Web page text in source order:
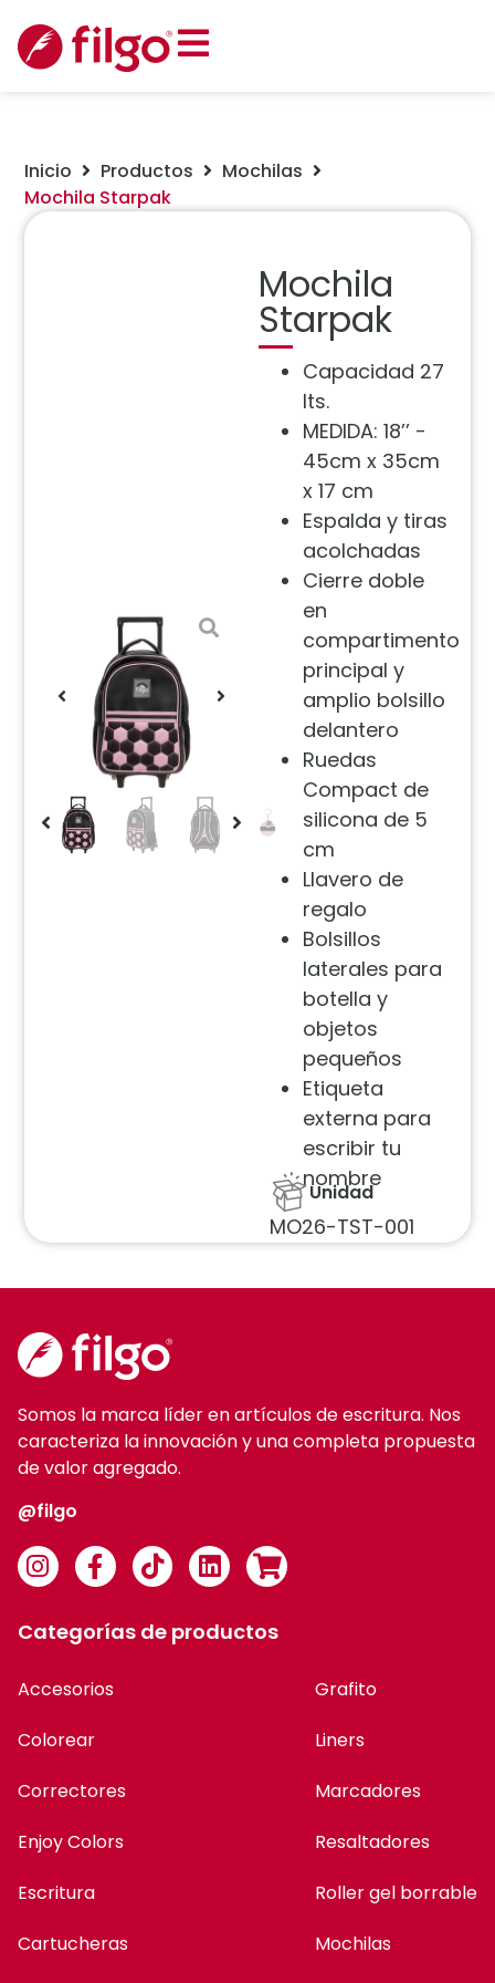
Inicio Productos
Mochilas
Mochila Starpak
Mochila
Starpak
Capacidad 27
lts.
MEDIDA: 18’’ -
45cm x 35cm
x 17 cm
Espalda y tiras
acolchadas
Cierre doble
en
compartimento
principal y
amplio bolsillo
delantero
Ruedas
Compact de
silicona de 5
cm
Llavero de
regalo
Bolsillos
laterales para
botella y
objetos
pequeños
Etiqueta
externa para
escribir tu
nombre
Unidad
MO26-TST-001
Somos la marca líder en artículos de escritura. Nos
caracteriza la innovación y una completa propuesta
de valor agregado.
@filgo
Categorías de productos
Accesorios
Colorear
Correctores
Enjoy Colors
Escritura
Cartucheras
Grafito
Liners
Marcadores
Resaltadores
Roller gel borrable
Mochilas